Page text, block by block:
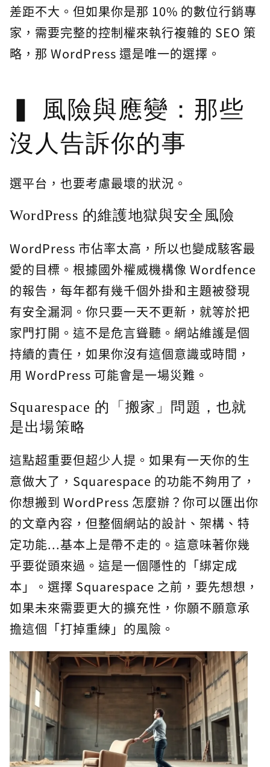
差距不大。但如果你是那 10% 的數位行銷專
家，需要完整的控制權來執行複雜的 SEO 策
略，那 WordPress 還是唯一的選擇。
風險與應變：那些
沒人告訴你的事
選平台，也要考慮最壞的狀況。
WordPress 的維護地獄與安全風險
WordPress 市佔率太高，所以也變成駭客最
愛的目標。根據國外權威機構像 Wordfence
的報告，每年都有幾千個外掛和主題被發現
有安全漏洞。你只要一天不更新，就等於把
家門打開。這不是危言聳聽。網站維護是個
持續的責任，如果你沒有這個意識或時間，
用 WordPress 可能會是一場災難。
Squarespace 的「搬家」問題，也就
是出場策略
這點超重要但超少人提。如果有一天你的生
意做大了，Squarespace 的功能不夠用了，
你想搬到 WordPress 怎麼辦？你可以匯出你
的文章內容，但整個網站的設計、架構、特
定功能...基本上是帶不走的。這意味著你幾
乎要從頭來過。這是一個隱性的「綁定成
本」。選擇 Squarespace 之前，要先想想，
如果未來需要更大的擴充性，你願不願意承
擔這個「打掉重練」的風險。